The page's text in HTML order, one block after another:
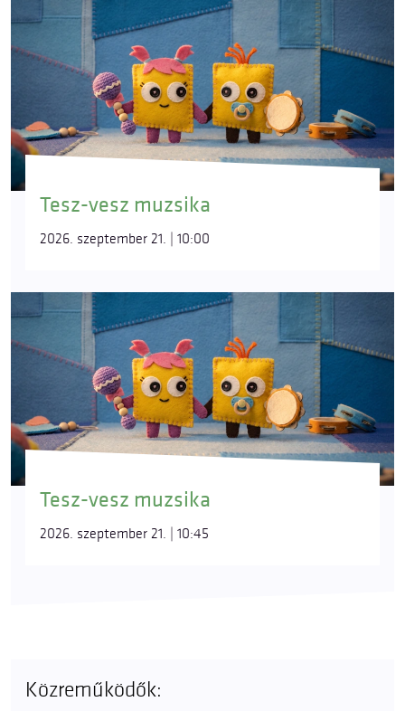
Tesz-vesz muzsika
2026. szeptember 21. | 10:00
Tesz-vesz muzsika
2026. szeptember 21. | 10:45
Közreműködők: